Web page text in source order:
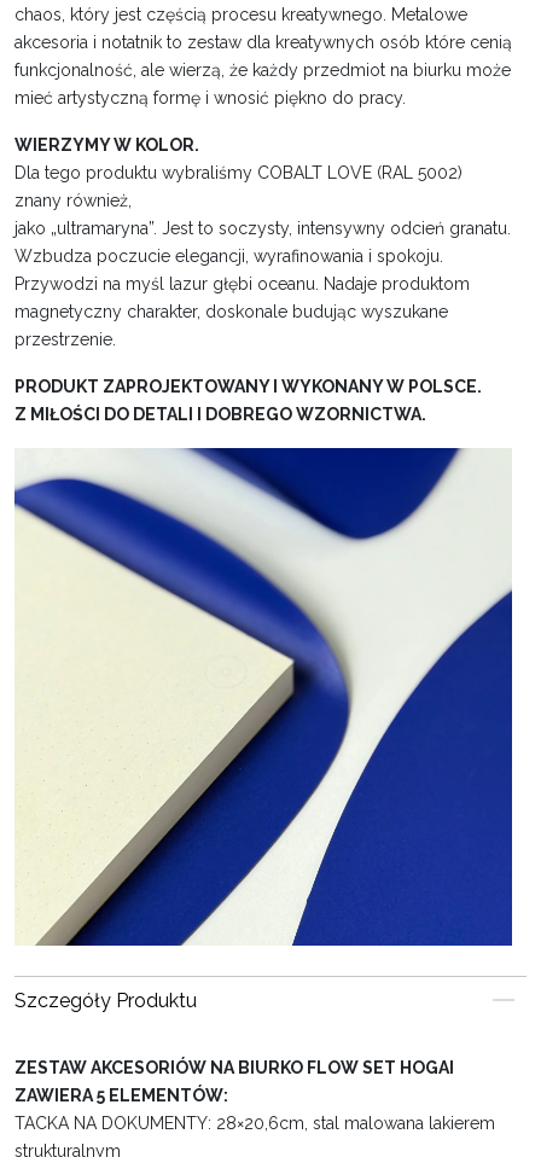
chaos, który jest częścią procesu kreatywnego. Metalowe
akcesoria i notatnik to zestaw dla kreatywnych osób które cenią
funkcjonalność, ale wierzą, że każdy przedmiot na biurku może
mieć artystyczną formę i wnosić piękno do pracy.
WIERZYMY W KOLOR.
Dla tego produktu wybraliśmy COBALT LOVE (RAL 5002)
znany również,
jako „ultramaryna”. Jest to soczysty, intensywny odcień granatu.
Wzbudza poczucie elegancji, wyrafinowania i spokoju.
Przywodzi na myśl lazur głębi oceanu. Nadaje produktom
magnetyczny charakter, doskonale budując wyszukane
przestrzenie.
PRODUKT ZAPROJEKTOWANY I WYKONANY W POLSCE.
Z MIŁOŚCI DO DETALI I DOBREGO WZORNICTWA.
Szczegóły Produktu
ZESTAW AKCESORIÓW NA BIURKO FLOW SET HOGAI
ZAWIERA 5 ELEMENTÓW:
TACKA NA DOKUMENTY: 28×20,6cm, stal malowana lakierem
strukturalnym